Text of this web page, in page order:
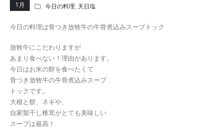
1月 今日の料理 天日塩
今日の料理は骨つき放牧牛の牛骨煮込みスープトック
放牧牛にこだわりますが
あまり食べない！理由があります。
今日はお米の餅を食べたくて
骨つき放牧牛の牛骨煮込みスープ
トックです。
大根と餅、ネギや、
自家製干し椎茸がとても美味しい
スープは最高！